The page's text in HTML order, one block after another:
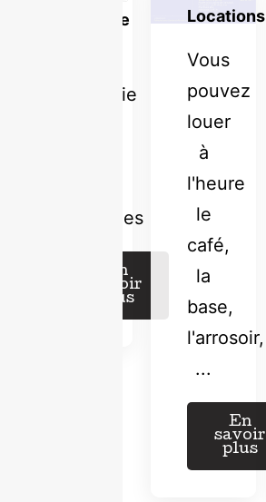
pratique
monnaie
pratiques
En
savoir
plus
Locations
Vous
pouvez
louer
à
l'heure
le
café,
la
base,
l'arrosoir,
...
En
savoir
plus